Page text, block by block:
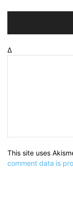
Δ
This site uses
comment data is